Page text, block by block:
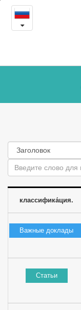
Доклады
классифика́ция.
Важные доклады
Статьи